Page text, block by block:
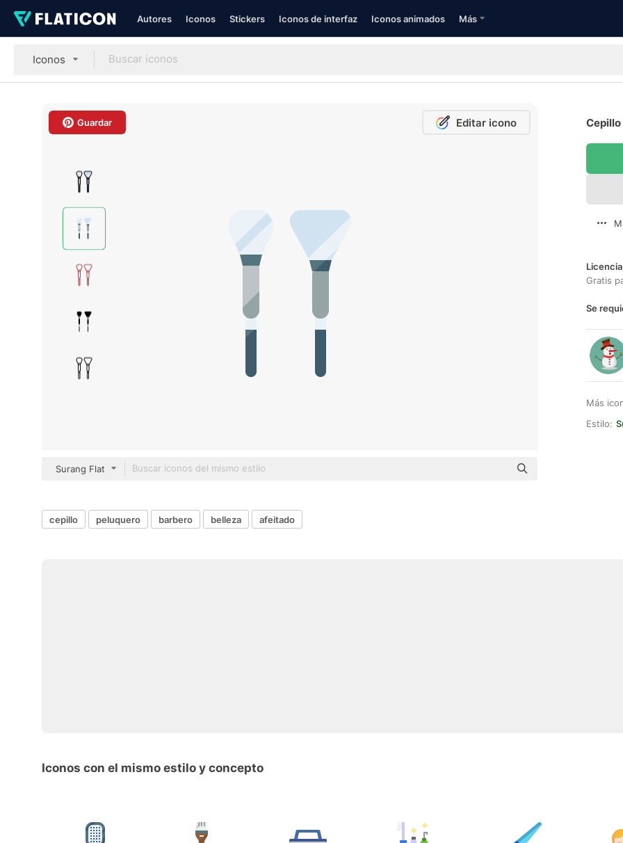
Autores Iconos Stickers Iconos de interfaz Iconos animados Más
Iconos
Guardar Editar icono
Surang Flat
Gratis
Se
Más
Estilo:
cepillo peluquero barbero belleza afeitado
Iconos con el mismo estilo y concepto